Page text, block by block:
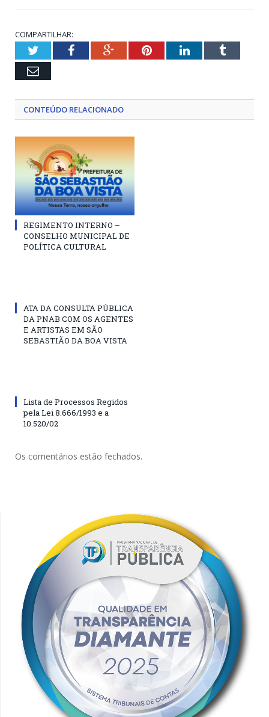
COMPARTILHAR:
TwitterFacebookGoogle+PinterestLinkedInTumblr
Email
CONTEÚDO RELACIONADO
REGIMENTO INTERNO –
CONSELHO MUNICIPAL DE
POLÍTICA CULTURAL
ATA DA CONSULTA PÚBLICA
DA PNAB COM OS AGENTES
E ARTISTAS EM SÃO
SEBASTIÃO DA BOA VISTA
Lista de Processos Regidos
pela Lei 8.666/1993 e a
10.520/02
Os comentários estão fechados.